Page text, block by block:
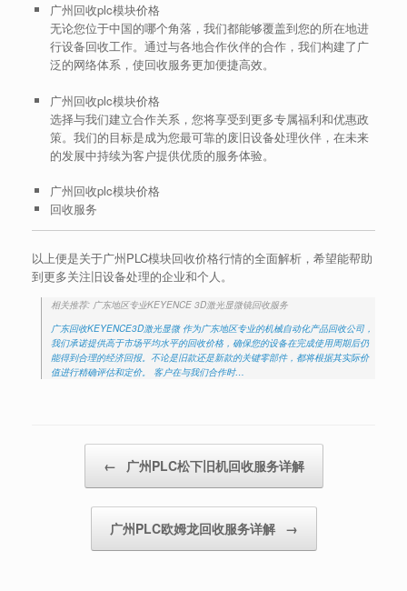
广州回收plc模块价格
无论您位于中国的哪个角落，我们都能够覆盖到您的所在地进
行设备回收工作。通过与各地合作伙伴的合作，我们构建了广
泛的网络体系，使回收服务更加便捷高效。
广州回收plc模块价格
选择与我们建立合作关系，您将享受到更多专属福利和优惠政
策。我们的目标是成为您最可靠的废旧设备处理伙伴，在未来
的发展中持续为客户提供优质的服务体验。
广州回收plc模块价格
回收服务
以上便是关于广州PLC模块回收价格行情的全面解析，希望能帮助
到更多关注旧设备处理的企业和个人。
相关推荐: 广东地区专业KEYENCE 3D激光显微镜回收服务
广东回收KEYENCE3D激光显微 作为广东地区专业的机械自动化产品回收公司，
我们承诺提供高于市场平均水平的回收价格，确保您的设备在完成使用周期后仍
能得到合理的经济回报。不论是旧款还是新款的关键零部件，都将根据其实际价
值进行精确评估和定价。 客户在与我们合作时…
← 广州PLC松下旧机回收服务详解
广州PLC欧姆龙回收服务详解 →